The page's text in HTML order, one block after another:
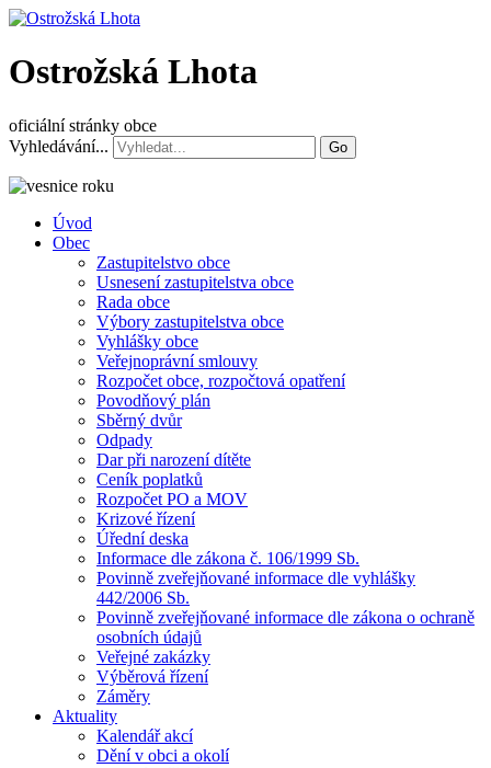
Ostrožská Lhota
oficiální stránky obce
Vyhledávání...
Go
Úvod
Obec
Zastupitelstvo obce
Usnesení zastupitelstva obce
Rada obce
Výbory zastupitelstva obce
Vyhlášky obce
Veřejnoprávní smlouvy
Rozpočet obce, rozpočtová opatření
Povodňový plán
Sběrný dvůr
Odpady
Dar při narození dítěte
Ceník poplatků
Rozpočet PO a MOV
Krizové řízení
Úřední deska
Informace dle zákona č. 106/1999 Sb.
Povinně zveřejňované informace dle vyhlášky
442/2006 Sb.
Povinně zveřejňované informace dle zákona o ochraně
osobních údajů
Veřejné zakázky
Výběrová řízení
Záměry
Aktuality
Kalendář akcí
Dění v obci a okolí